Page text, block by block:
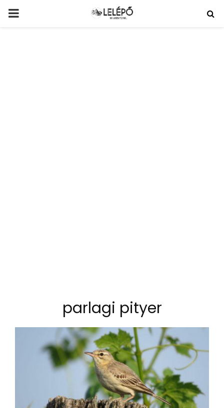
PRIMARY
parlagi pityer